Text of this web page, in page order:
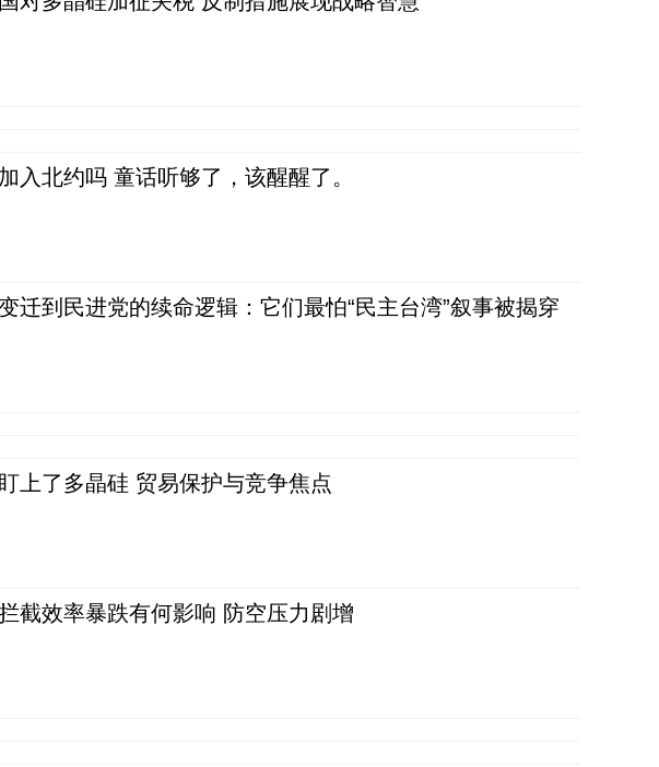
入北约吗 童话听够了，该醒醒了。
迁到民进党的续命逻辑：它们最怕“民主台湾”叙事被揭穿
上了多晶硅 贸易保护与竞争焦点
截效率暴跌有何影响 防空压力剧增